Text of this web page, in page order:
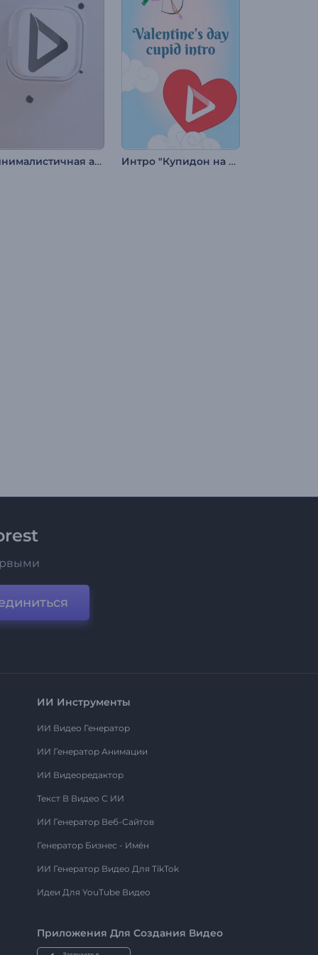
Минималистичная анимация лого во вращении Интро "Купидон на День святого Валентина"
ИИ Инструменты
ИИ Видео Генератор
ИИ Генератор Анимации
ИИ Видеоредактор
Текст В Видео С ИИ
ИИ Генератор Веб-Сайтов
Генератор Бизнес - Имён
ИИ Генератор Видео Для TikTok
Идеи Для YouTube Видео
Приложения Для Создания Видео